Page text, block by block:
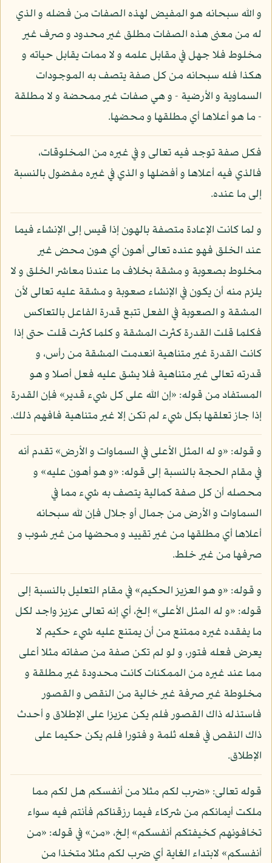
و الله سبحانه هو المفيض لهذه الصفات من فضله و الذي
له من معنى هذه الصفات مطلق غير محدود و صرف غير
مخلوط فلا جهل في مقابل علمه و لا ممات يقابل حياته و
هكذا فله سبحانه من كل صفة يتصف به الموجودات
السماوية و الأرضية - و هي صفات غير ممحضة و لا مطلقة
- ما هو أعلاها أي مطلقها و محضها.
فكل صفة توجد فيه تعالى و في غيره من المخلوقات،
فالذي فيه أعلاها و أفضلها و الذي في غيره مفضول بالنسبة
إلى ما عنده.
و لما كانت الإعادة متصفة بالهون إذا قيس إلى الإنشاء فيما
عند الخلق فهو عنده تعالى أهون أي هون محض غير
مخلوط بصعوبة و مشقة بخلاف ما عندنا معاشر الخلق و لا
يلزم منه أن يكون في الإنشاء صعوبة و مشقة عليه تعالى لأن
المشقة و الصعوبة في الفعل تتبع قدرة الفاعل بالتعاكس
فكلما قلت القدرة كثرت المشقة و كلما كثرت قلت حتى إذا
كانت القدرة غير متناهية انعدمت المشقة من رأس، و
قدرته تعالى غير متناهية فلا يشق عليه فعل أصلا و هو
المستفاد من قوله: «إن الله على كل شيء قدير» فإن القدرة
إذا جاز تعلقها بكل شيء لم تكن إلا غير متناهية فافهم ذلك.
و قوله: «و له المثل الأعلى في السماوات و الأرض» تقدم أنه
في مقام الحجة بالنسبة إلى قوله: «و هو أهون عليه» و
محصله أن كل صفة كمالية يتصف به شيء مما في
السماوات و الأرض من جمال أو جلال فإن لله سبحانه
أعلاها أي مطلقها من غير تقييد و محضها من غير شوب و
صرفها من غير خلط.
و قوله: «و هو العزيز الحكيم» في مقام التعليل بالنسبة إلى
قوله: «و له المثل الأعلى» إلخ، أي إنه تعالى عزيز واجد لكل
ما يفقده غيره ممتنع من أن يمتنع عليه شيء حكيم لا
يعرض فعله فتور، و لو لم تكن صفة من صفاته مثلا أعلى
مما عند غيره من الممكنات كانت محدودة غير مطلقة و
مخلوطة غير صرفة غير خالية من النقص و القصور
فاستذله ذاك القصور فلم يكن عزيزا على الإطلاق و أحدث
ذاك النقص في فعله ثلمة و فتورا فلم يكن حكيما على
الإطلاق.
قوله تعالى: «ضرب لكم مثلا من أنفسكم هل لكم مما
ملكت أيمانكم من شركاء فيما رزقناكم فأنتم فيه سواء
تخافونهم كخيفتكم أنفسكم» إلخ، «من» في قوله: «من
أنفسكم» لابتداء الغاية أي ضرب لكم مثلا متخذا من